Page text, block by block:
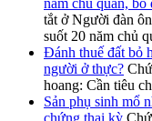
tắt ở Người đàn
suốt 20 năm chủ
Đánh thuế đất bỏ
người ở thực?
hoang: Cần tiêu
Sản phụ sinh mổ
chứng thai kỳ